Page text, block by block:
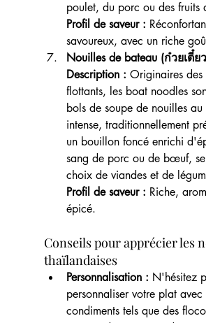
poulet, du porc ou des fruits
Profil de saveur :
savoureux, avec un riche
Nouilles de bateau (ก๋วยเตี๋ย
Description : Originaires des
flottants, les boat noodles
bols de soupe de nouilles au
intense, traditionnellement
un bouillon foncé enrichi
sang de porc ou de bœuf,
choix de viandes et de
Profil de saveur : Riche,
épicé.
Conseils pour apprécier les
thaïlandaises
Personnalisation : N'hésitez
personnaliser votre plat avec
condiments tels que des